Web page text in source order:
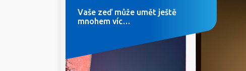
Vaše zeď může umět ještě
mnohem víc…